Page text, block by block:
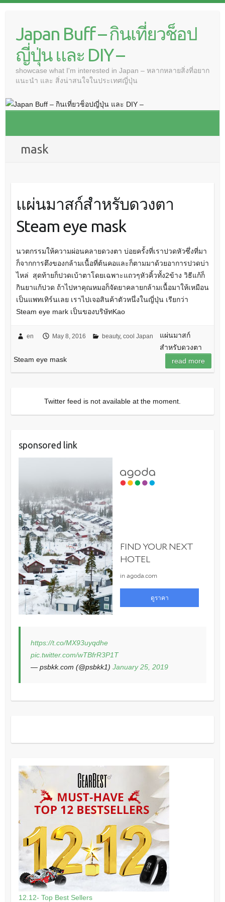
Japan Buff – กินเที่ยวช็อป
ญี่ปุ่น และ DIY –
showcase what I'm interested in Japan – หลากหลายสิ่งที่อยาก
แนะนำ และ สิ่งน่าสนใจในประเทศญี่ปุ่น
mask
แผ่นมาสก์สำหรับดวงตา
Steam eye mask
นวตกรรมให้ความผ่อนคลายดวงตา บ่อยครั้งที่เราปวดหัวซึ่งที่มา
ก็จากการตึงของกล้ามเนื้อที่ต้นคอและก็ตามมาด้วยอาการปวดบ่า
ไหล่ สุดท้ายก็ปวดเบ้าตาโดยเฉพาะแถวๆหัวคิ้วทั้ง2ข้าง วิธีแก้ก็
กินยาแก้ปวด ถ้าไปหาคุณหมอก็จัดยาคลายกล้ามเนื้อมาให้เหมือน
เป็นแพทเทิร์นเลย เราไปเจอสินค้าตัวหนึ่งในญี่ปุ่น เรียกว่า
Steam eye mark เป็นของบริษัทKao
en May 8, 2016 beauty, cool Japan
แผ่นมาสก์
สำหรับดวงตา
Steam eye mask
read more
Twitter feed is not available at the moment.
sponsored link
https://t.co/MX93uyqdhe
pic.twitter.com/wTBfrR3P1T
— psbkk.com (@psbkk1) January 25, 2019
12.12- Top Best Sellers